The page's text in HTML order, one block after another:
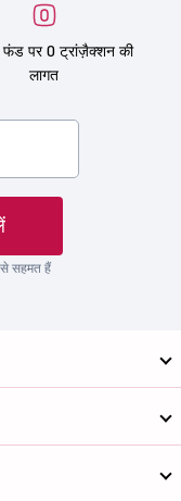
पर 0 ट्रांज़ैक्शन की
लागत
सहमत हैं